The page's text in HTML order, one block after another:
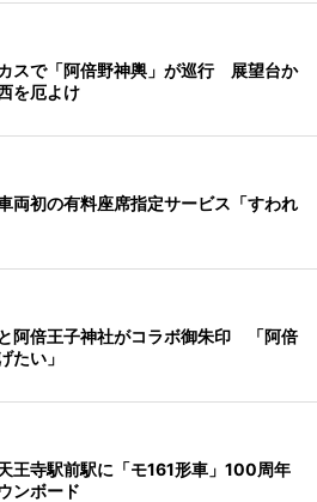
スで「阿倍野神輿」が巡行 展望台か
を厄よけ
両初の有料座席指定サービス「すわれ
阿倍王子神社がコラボ御朱印 「阿倍
たい」
王寺駅前駅に「モ161形車」100周年
ンボード